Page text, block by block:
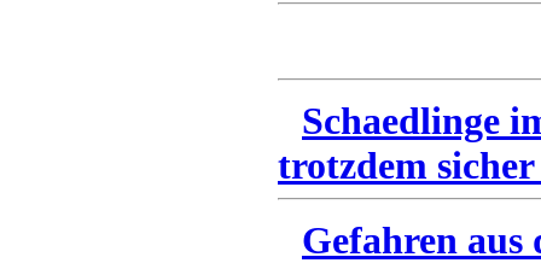
Schaedlinge
trotzdem
Gefahren